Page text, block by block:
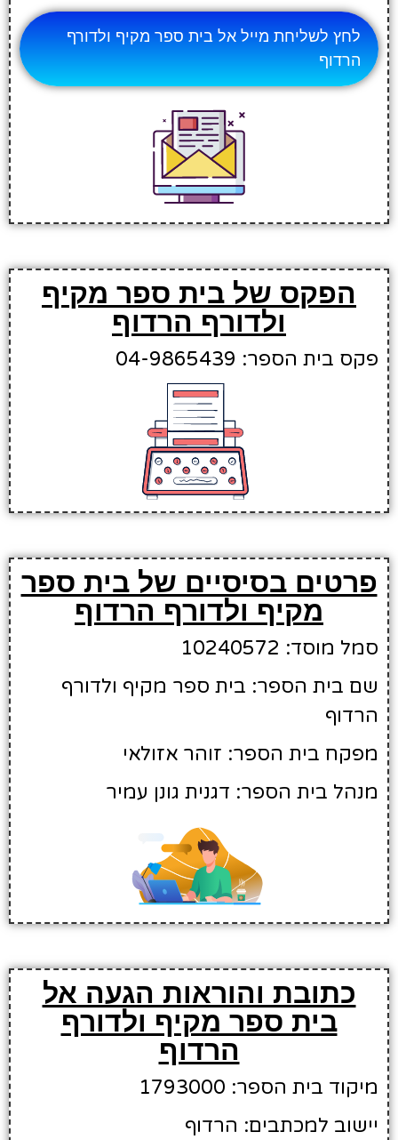
לחץ לשליחת מייל אל בית ספר מקיף ולדורף
הרדוף
הפקס של בית ספר מקיף
ולדורף הרדוף
פקס בית הספר: 04-9865439
פרטים בסיסיים של בית ספר
מקיף ולדורף הרדוף
סמל מוסד: 10240572
שם בית הספר: בית ספר מקיף ולדורף
הרדוף
מפקח בית הספר: זוהר אזולאי
מנהל בית הספר: דגנית גונן עמיר
כתובת והוראות הגעה אל
בית ספר מקיף ולדורף
הרדוף
מיקוד בית הספר: 1793000
יישוב למכתבים: הרדוף